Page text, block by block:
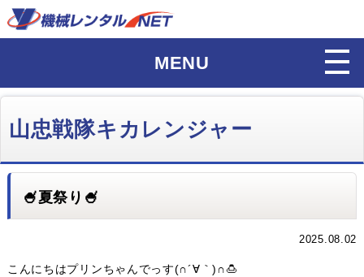
MENU
山忠戦隊キカレンジャー
🍧夏祭り🍧
2025.08.02
こんにちはプリンちゃんでっす(∩´∀｀)∩🍮